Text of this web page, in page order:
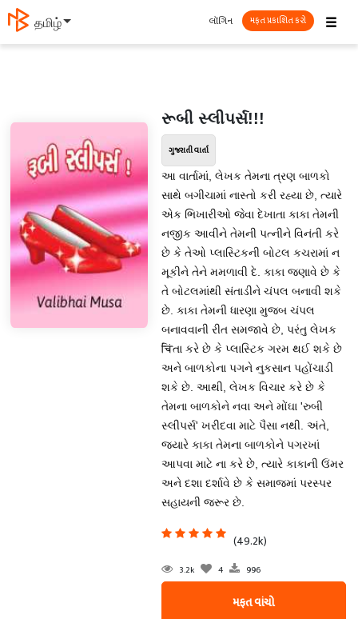
தமிழ் ☰
લૉગિન મફત પ્રકાશિત કરો
રૂબી સ્લીપર્સ!!!
ગુજરાતી વાર્તા
આ વાર્તામાં, લેખક તેમના ત્રણ બાળકો
સાથે બગીચામાં નાસ્તો કરી રહ્યા છે, ત્યારે
એક ભિખારીઓ જેવા દેખાતા કાકા તેમની
નજીક આવીને તેમની પત્નીને વિનંતી કરે
છે કે તેઓ પ્લાસ્ટિકની બોટલ કચરામાં ન
મૂકીને તેને મમળાવી દે. કાકા જણાવે છે કે
તે બોટલમાંથી સંતાડીને ચંપલ બનાવી શકે
છે. કાકા તેમની ધારણા મુજબ ચંપલ
બનાવવાની રીત સમજાવે છે, પરંતુ લેખક
चिंતા કરે છે કે પ્લાસ્ટિક ગરમ થઈ શકે છે
અને બાળકોના પગને નુકસાન પહોંચાડી
શકે છે. આથી, લેખક વિચાર કરે છે કે
તેમના બાળકોને નવા અને મોંઘા 'રુબી
સ્લીપર્સ' ખરીદવા માટે પૈસા નથી. અંતે,
જ્યારે કાકા તેમના બાળકોને પગરખાં
આપવા માટે ના કરે છે, ત્યારે કાકાની ઉંમર
અને દશા દર્શાવે છે કે સમાજમાં પરસ્પર
સહાયની જરૂર છે.
(49.2k)
3.2k 4 996
મફત વાંચો